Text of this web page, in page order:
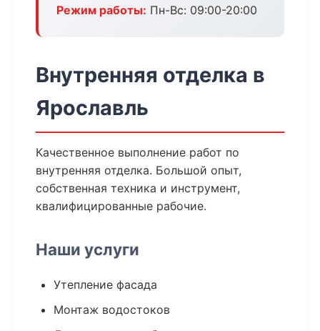
Режим работы: Пн-Вс: 09:00-20:00
Внутренняя отделка в
Ярославль
Качественное выполнение работ по
внутренняя отделка. Большой опыт,
собственная техника и инструмент,
квалифицированные рабочие.
Наши услуги
Утепление фасада
Монтаж водостоков